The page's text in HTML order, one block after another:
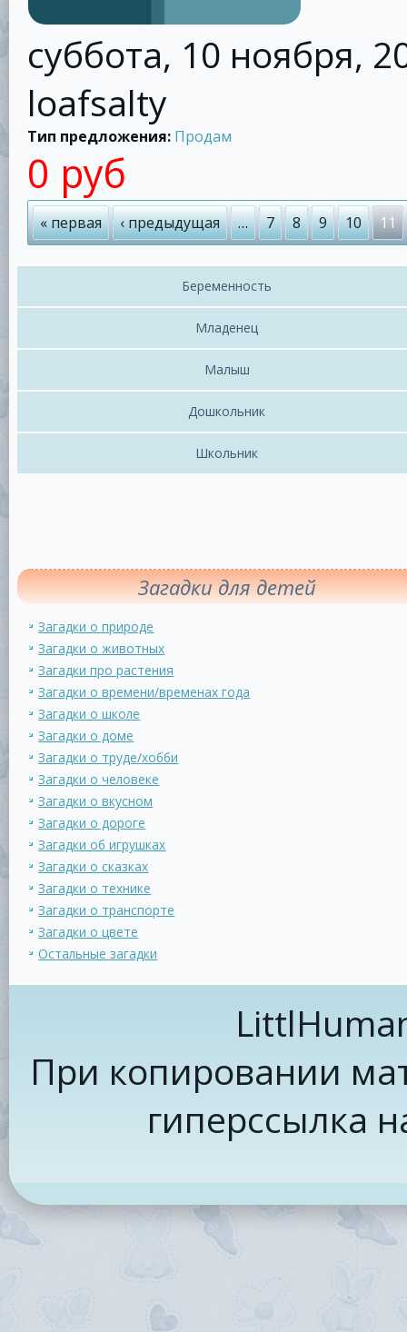
суббота, 10 ноября,
loafsalty
Тип предложения: Продам
0 руб
Страницы
« первая ‹ предыдущая … 7 8 9 10 11
Беременность
Младенец
Малыш
Дошкольник
Школьник
Загадки для детей
Загадки о природе
Загадки о животных
Загадки про растения
Загадки о времени/временах года
Загадки о школе
Загадки о доме
Загадки о труде/хобби
Загадки о человеке
Загадки о вкусном
Загадки о дороге
Загадки об игрушках
Загадки о сказках
Загадки о технике
Загадки о транспорте
Загадки о цвете
Остальные загадки
При копировании
гиперссылка